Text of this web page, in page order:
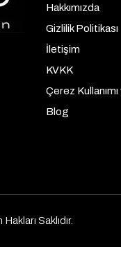
Hakkımızda
Gizlilik Politikası
İletişim
KVKK
Çerez
Blog
Saklıdır.